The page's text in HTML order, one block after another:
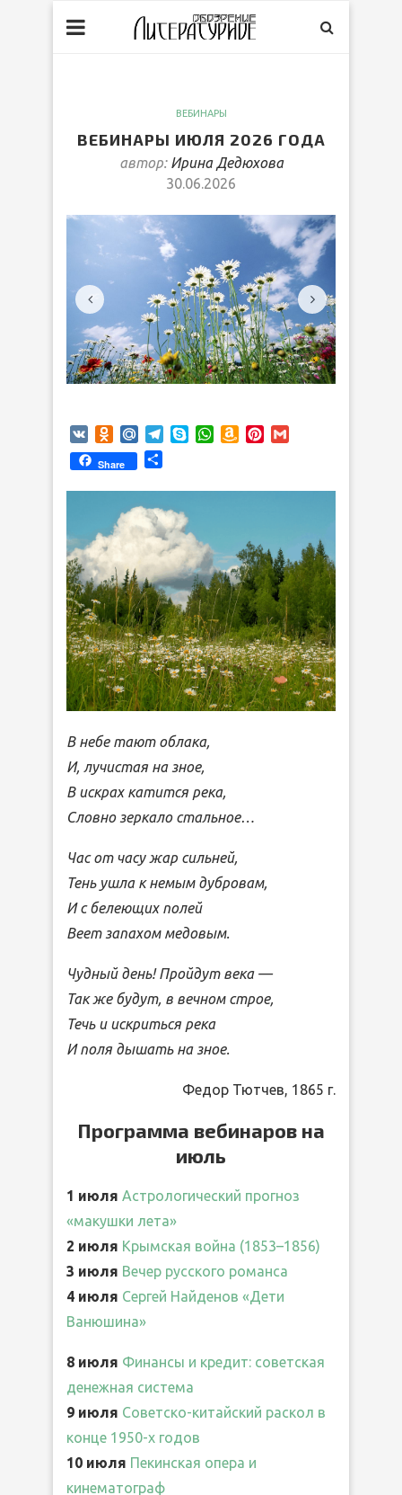
ВЕБИНАРЫ
ВЕБИНАРЫ ИЮЛЯ 2026 ГОДА
автор: Ирина Дедюхова
30.06.2026
VK Odnoklassniki
Mail.RuTelegram
SkypeWhatsApp
AmazonPinterest
Share
В небе тают облака,
И, лучистая на зное,
В искрах катится река,
Словно зеркало стальное…
Час от часу жар сильней,
Тень ушла к немым дубровам,
И с белеющих полей
Веет запахом медовым.
Чудный день! Пройдут века —
Так же будут, в вечном строе,
Течь и искриться река
И поля дышать на зное.
Федор Тютчев, 1865 г.
Программа вебинаров на
июль
1 июля Астрологический прогноз
«макушки лета»
2 июля Крымская война (1853–1856)
3 июля Вечер русского романса
4 июля Сергей Найденов «Дети
Ванюшина»
8 июля Финансы и кредит: советская
денежная система
9 июля Советско-китайский раскол в
конце 1950-х годов
10 июля Пекинская опера и
кинематограф